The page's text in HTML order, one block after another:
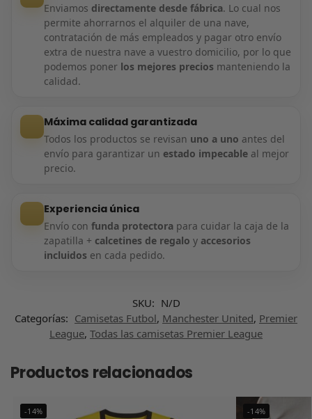
Enviamos directamente desde fábrica. Lo cual nos
permite ahorrarnos el alquiler de una nave,
contratación de más empleados y pagar otro envío
extra de nuestra nave a vuestro domicilio, por lo que
podemos poner los mejores precios manteniendo la
calidad.
Máxima calidad garantizada
Todos los productos se revisan uno a uno antes del
envío para garantizar un estado impecableal mejor
precio.
Experiencia única
Envío con funda protectorapara cuidar la caja de la
zapatilla + calcetines de regalo y accesorios
incluidos en cada pedido.
SKU: N/D
Categorías: Camisetas Futbol, Manchester United, Premier
League, Todas las camisetas Premier League
Productos relacionados
-14% -14%